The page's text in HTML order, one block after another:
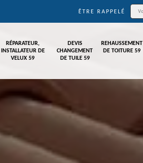
ÊTRE RAPPELÉ
RÉPARATEUR,
INSTALLATEUR DE
VELUX 59
DEVIS
CHANGEMENT
DE TUILE 59
REHAUSSEMENT
DE TOITURE 59